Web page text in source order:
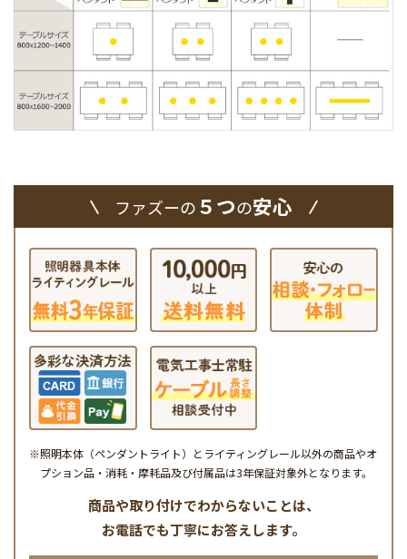
ファズーの５つの安心
※照明本体（ペンダントライト）とライティングレール以外の商品やオ
プション品・消耗・摩耗品及び付属品は3年保証対象外となります。
商品や取り付けでわからないことは、
お電話でも丁寧にお答えします。